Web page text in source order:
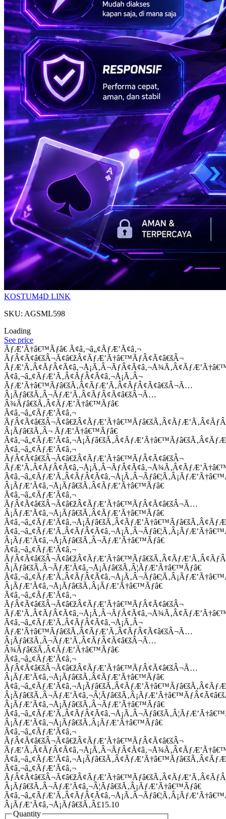
KOSTUM4D LINK
SKU: AGSML598
Loading
See price
ÃƒÆ’Ã†â€™Ãƒâ€ Ã¢â‚¬â„¢ÃƒÆ’Ã¢â‚¬
ÃƒÂ¢Ã¢â€šÂ¬Ã¢â€žÂ¢ÃƒÆ’Ã†â€™ÃƒÂ¢Ã¢â€šÂ¬
Ã¢â‚¬â„¢ÃƒÆ’Ã‚Â¢ÃƒÂ¢Ã¢â‚¬Å¡Ã‚Â¬
ÃƒÆ’Ã†â€™Ãƒâ€šÃ‚Â¢ÃƒÆ’Ã‚Â¢ÃƒÂ¢Ã¢â€šÂ¬Ã…
Â¡Ãƒâ€šÃ‚Â¬ÃƒÆ’Ã‚Â¢ÃƒÂ¢Ã¢â€šÂ¬Ã…
Â¾Ãƒâ€šÃ‚Â¢ÃƒÆ’Ã†â€™Ãƒâ€
Ã¢â‚¬â„¢ÃƒÆ’Ã¢â‚¬
Â¡Ãƒâ€šÃ‚Â¬ ÃƒÆ’Ã†â€™Ãƒâ€
Ã¢â‚¬â„¢ÃƒÆ’Ã¢â‚¬
ÃƒÂ¢Ã¢â€šÂ¬Ã¢â€žÂ¢ÃƒÆ’Ã†â€™ÃƒÂ¢Ã¢â€šÂ¬
Â¡ÃƒÆ’Ã¢â‚¬Å¡Ãƒâ€šÃ‚Â¢ÃƒÆ’Ã†â€™Ãƒâ€
Ã¢â‚¬â„¢ÃƒÆ’Ã¢â‚¬
ÃƒÂ¢Ã¢â€šÂ¬Ã¢â€žÂ¢ÃƒÆ’Ã†â€™ÃƒÂ¢Ã¢â€šÂ¬Ã…
Â¡ÃƒÆ’Ã¢â‚¬Å¡Ãƒâ€šÃ‚Â¢ÃƒÆ’Ã†â€™Ãƒâ€
Â¡ÃƒÆ’Ã¢â‚¬Å¡Ãƒâ€šÃ‚Â¬ÃƒÆ’Ã†â€™Ãƒâ€
Ã¢â‚¬â„¢ÃƒÆ’Ã¢â‚¬
Â¡Ãƒâ€šÃ‚Â¬ÃƒÆ’Ã¢â‚¬Å¡Ãƒâ€šÃ‚Â¦ÃƒÆ’Ã†â€™Ãƒâ€
Â¡ÃƒÆ’Ã¢â‚¬Å¡Ãƒâ€šÃ‚Â¡ÃƒÆ’Ã†â€™Ãƒâ€
Ã¢â‚¬â„¢ÃƒÆ’Ã¢â‚¬
ÃƒÂ¢Ã¢â€šÂ¬Ã¢â€žÂ¢ÃƒÆ’Ã†â€™ÃƒÂ¢Ã¢â€šÂ¬
Ã¢â‚¬â„¢ÃƒÆ’Ã‚Â¢ÃƒÂ¢Ã¢â‚¬Å¡Ã‚Â¬
ÃƒÆ’Ã†â€™Ãƒâ€šÃ‚Â¢ÃƒÆ’Ã‚Â¢ÃƒÂ¢Ã¢â€šÂ¬Ã…
Â¡Ãƒâ€šÃ‚Â¬ÃƒÆ’Ã‚Â¢ÃƒÂ¢Ã¢â€šÂ¬Ã…
Â¾Ãƒâ€šÃ‚Â¢ÃƒÆ’Ã†â€™Ãƒâ€
Ã¢â‚¬â„¢ÃƒÆ’Ã¢â‚¬
ÃƒÂ¢Ã¢â€šÂ¬Ã¢â€žÂ¢ÃƒÆ’Ã†â€™ÃƒÂ¢Ã¢â€šÂ¬Ã…
Â¡ÃƒÆ’Ã¢â‚¬Å¡Ãƒâ€šÃ‚Â¢ÃƒÆ’Ã†â€™Ãƒâ€
Â¡ÃƒÆ’Ã¢â‚¬Å¡Ãƒâ€šÃ‚Â¬ÃƒÆ’Ã†â€™Ãƒâ€
Â¡ÃƒÆ’Ã¢â‚¬Å¡Ãƒâ€šÃ‚Â¡ÃƒÆ’Ã†â€™Ãƒâ€
Ã¢â‚¬â„¢ÃƒÆ’Ã¢â‚¬
ÃƒÂ¢Ã¢â€šÂ¬Ã¢â€žÂ¢ÃƒÆ’Ã†â€™ÃƒÂ¢Ã¢â€šÂ¬
Ã¢â‚¬â„¢ÃƒÆ’Ã¢â‚¬
Â¡Ãƒâ€šÃ‚Â¬ÃƒÆ’Ã¢â‚¬Â¦Ãƒâ€šÃ‚Â¡ÃƒÆ’Ã†â€™Ãƒâ€
Â¡ÃƒÆ’Ã¢â‚¬Å¡Ãƒâ€šÃ‚Â£15.10
Quantity